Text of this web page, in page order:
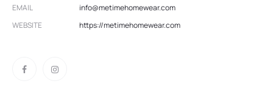
EMAIL
info@metimehomewear.com
WEBSITE
https://metimehomewear.com